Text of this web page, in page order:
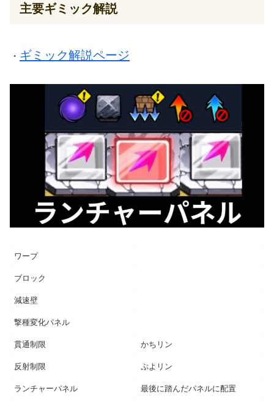
主要ギミック解説
・ ギミック解説ページ
ワープ
ブロック
減速壁
撃種変化パネル
貫通制限 かちリン
反射制限 ぷよリン
ランチャーパネル 最後に踏んだパネルに配置